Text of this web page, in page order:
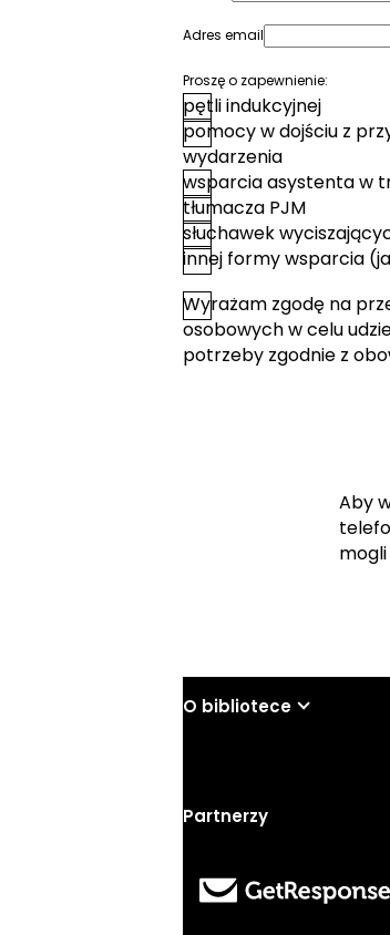
Adres email
Proszę o zapewnienie:
pętli indukcyjnej
pomocy w dojściu z
wydarzenia
wsparcia asystenta w
tłumacza PJM
słuchawek
innej formy wsparcia
Zgoda*
Wyrażam zgodę na
osobowych w celu
potrzeby zgodnie z
Aby
O bibliotece
Partnerzy